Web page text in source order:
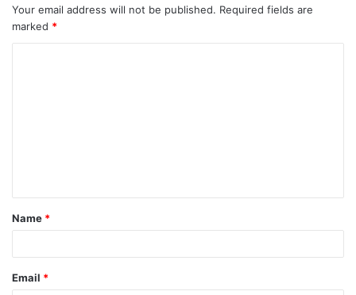
Your email address will not be published. Required fields are
marked *
t
*
Name *
Email *